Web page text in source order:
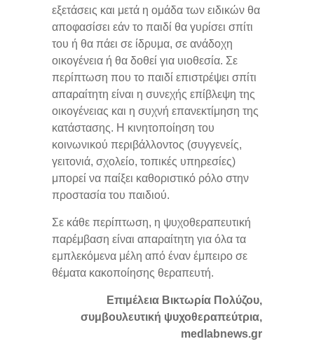
εξετάσεις και μετά η ομάδα των ειδικών θα
αποφασίσει εάν το παιδί θα γυρίσει σπίτι
του ή θα πάει σε ίδρυμα, σε ανάδοχη
οικογένεια ή θα δοθεί για υιοθεσία. Σε
περίπτωση που το παιδί επιστρέψει σπίτι
απαραίτητη είναι η συνεχής επίβλεψη της
οικογένειας και η συχνή επανεκτίμηση της
κατάστασης. Η κινητοποίηση του
κοινωνικού περιβάλλοντος (συγγενείς,
γειτονιά, σχολείο, τοπικές υπηρεσίες)
μπορεί να παίξει καθοριστικό ρόλο στην
προστασία του παιδιού.
Σε κάθε περίπτωση, η ψυχοθεραπευτική
παρέμβαση είναι απαραίτητη για όλα τα
εμπλεκόμενα μέλη από έναν έμπειρο σε
θέματα κακοποίησης θεραπευτή.
Επιμέλεια Βικτωρία Πολύζου,
συμβουλευτική ψυχοθεραπεύτρια,
medlabnews.gr